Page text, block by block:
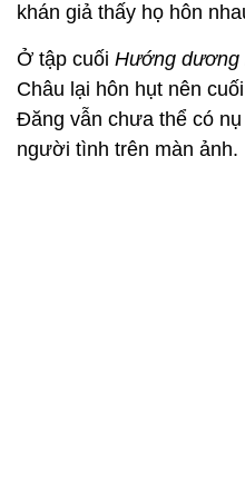
khán giả thấy họ hôn
Ở tập cuối Hướng dương
Châu lại hôn hụt nên
Đăng vẫn chưa thể có
người tình trên màn ảnh.